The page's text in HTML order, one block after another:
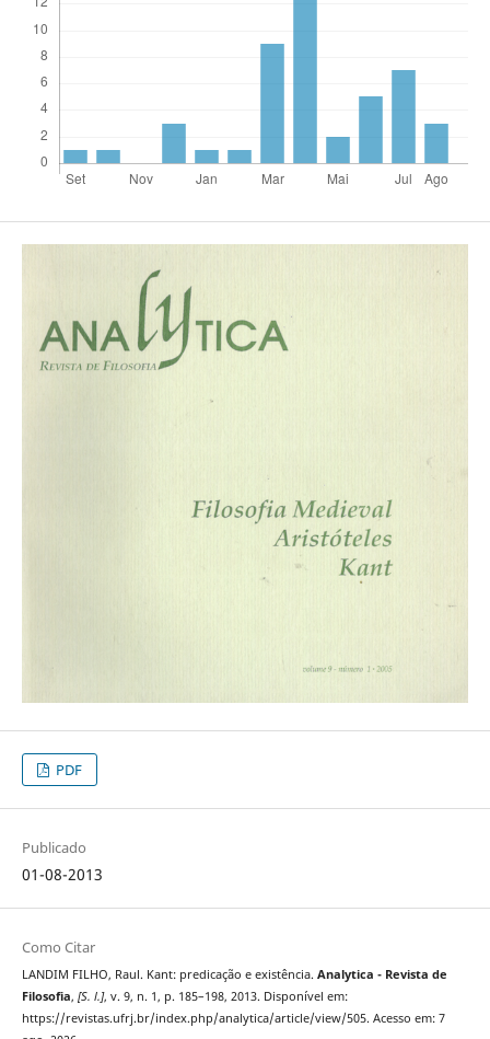
PDF
Publicado
01-08-2013
Como Citar
LANDIM FILHO, Raul. Kant: predicação e existência. Analytica - Revista de
Filosofia, [S. l.], v. 9, n. 1, p. 185–198, 2013. Disponível em:
https://revistas.ufrj.br/index.php/analytica/article/view/505. Acesso em: 7